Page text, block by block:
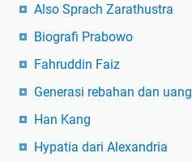
Also Sprach Zarathustra
Biografi Prabowo
Fahruddin Faiz
Generasi rebahan dan uang
Han Kang
Hypatia dari Alexandria